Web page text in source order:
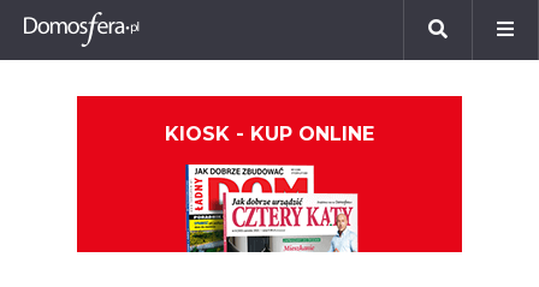
KIOSK - KUP ONLINE